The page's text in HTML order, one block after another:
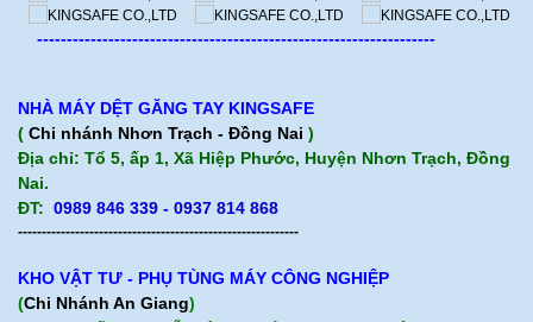
-------------------------------------------------------------------
NHÀ MÁY DỆT GĂNG TAY KINGSAFE
( Chi nhánh Nhơn Trạch - Đồng Nai )
Địa chỉ: Tổ 5, ấp 1, Xã Hiệp Phước, Huyện Nhơn Trạch, Đồng
Nai.
ĐT: 0989 846 339 - 0937 814 868
-----------------------------------------------------------
KHO VẬT TƯ - PHỤ TÙNG MÁY CÔNG NGHIỆP
(Chi Nhánh An Giang)